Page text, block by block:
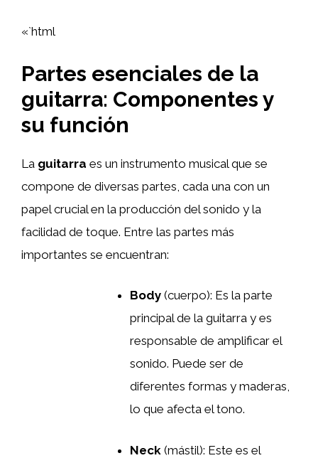
«`html
Partes esenciales de la
guitarra: Componentes y
su función
La guitarra es un instrumento musical que se
compone de diversas partes, cada una con un
papel crucial en la producción del sonido y la
facilidad de toque. Entre las partes más
importantes se encuentran:
Body (cuerpo): Es la parte
principal de la guitarra y es
responsable de amplificar el
sonido. Puede ser de
diferentes formas y maderas,
lo que afecta el tono.
Neck (mástil): Este es el